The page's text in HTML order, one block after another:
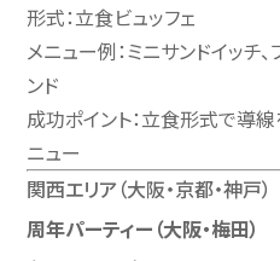
形式：立食ビュッフェ
メニュー例：ミニサンドイッチ、
ンド
成功ポイント：立食形式で導
ニュー
関西エリア（大阪・京都・神戸）
周年パーティー（大阪・梅田）